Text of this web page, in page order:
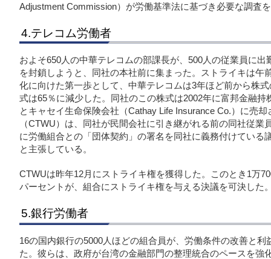
Adjustment Commission）が労働基準法に基づき必要な調査
4.テレコム労働者
およそ650人の中華テレコムの部課長が、500人の従業員に
を封鎖しようと、同社の本社前に集まった。ストライキは午
化に向けた第一歩として、中華テレコムは3年ほど前から株
式は65％に減少した。同社のこの株式は2002年に富邦金融持
とキャセイ生命保険会社（Cathay Life Insurance Co.）に売
（CTWU）は、同社が民間会社に引き継がれる前の同社従
に労働組合との「団体契約」の署名を同社に義務付けている
と主張している。
CTWUは昨年12月にストライキ権を獲得した。このとき1万
パーセントが、組合にストライキ権を与える決議を可決した
5.銀行労働者
16の国内銀行の5000人ほどの組合員が、労働条件の改善と
た。彼らは、政府が台湾の金融部門の整理統合のペースを強